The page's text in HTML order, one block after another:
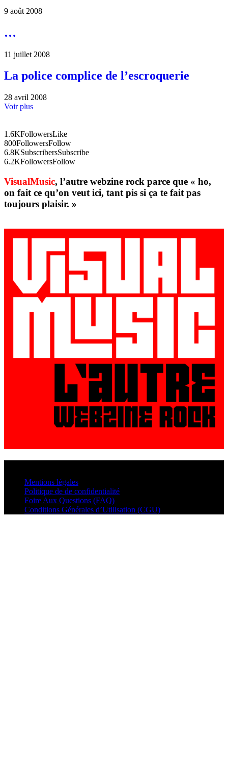
9 août 2008
…
11 juillet 2008
La police complice de l’escroquerie
28 avril 2008
Voir plus
1.6KFollowersLike
800FollowersFollow
6.8KSubscribersSubscribe
6.2KFollowersFollow
VisualMusic, l’autre webzine rock parce que « ho,
on fait ce qu’on veut ici, tant pis si ça te fait pas
toujours plaisir. »
Mentions légales
Politique de de confidentialité
Foire Aux Questions (FAQ)
Conditions Générales d’Utilisation (CGU)